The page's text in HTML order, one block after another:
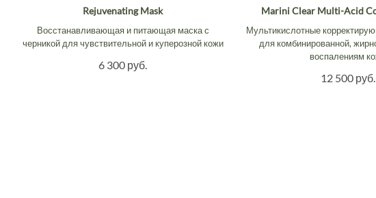
Rejuvenating Mask
Восстанавливающая и питающая маска с
черникой для чувствительной и куперозной кожи
6 300 руб.
Marini Clear Multi-Acid
Мультикислотные
для комбинированной,
воспалениям
12 500 руб.